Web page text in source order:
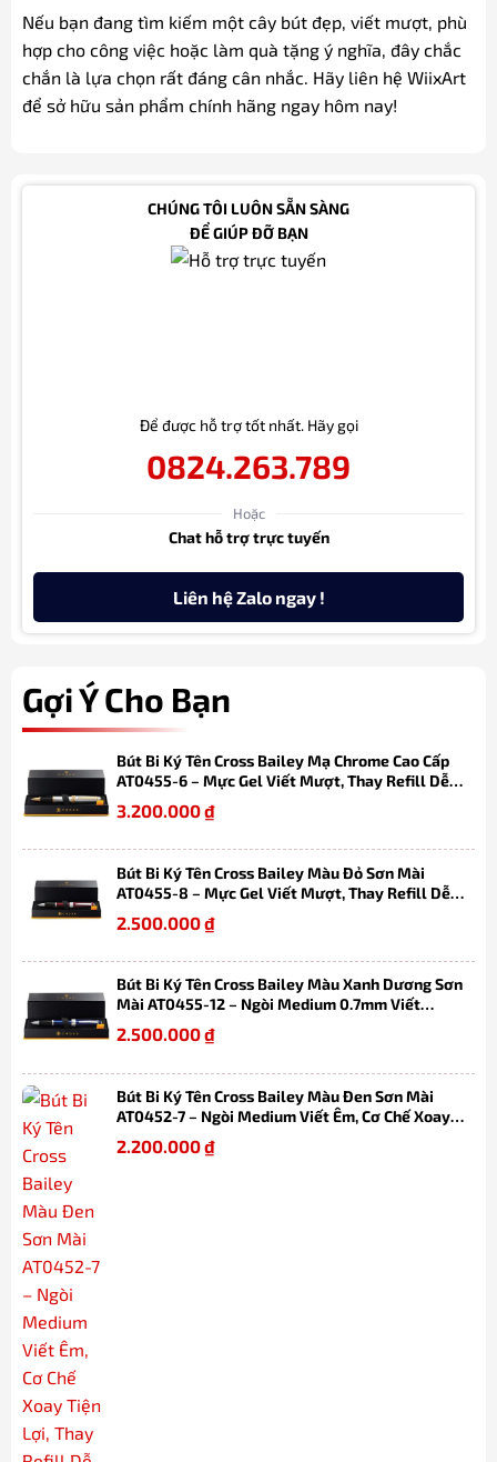
Nếu bạn đang tìm kiếm một cây bút đẹp, viết mượt, phù
hợp cho công việc hoặc làm quà tặng ý nghĩa, đây chắc
chắn là lựa chọn rất đáng cân nhắc. Hãy liên hệ WiixArt
để sở hữu sản phẩm chính hãng ngay hôm nay!
CHÚNG TÔI LUÔN SẴN SÀNG
ĐỂ GIÚP ĐỠ BẠN
Để được hỗ trợ tốt nhất. Hãy gọi
0824.263.789
Hoặc
Chat hỗ trợ trực tuyến
Liên hệ Zalo ngay !
Gợi Ý Cho Bạn
Bút Bi Ký Tên Cross Bailey Mạ Chrome Cao Cấp
AT0455-6 – Mực Gel Viết Mượt, Thay Refill Dễ
Dàng, Kèm Hộp Quà
3.200.000₫
Bút Bi Ký Tên Cross Bailey Màu Đỏ Sơn Mài
AT0455-8 – Mực Gel Viết Mượt, Thay Refill Dễ
Dàng, Kèm Hộp Quà
2.500.000₫
Bút Bi Ký Tên Cross Bailey Màu Xanh Dương Sơn
Mài AT0455-12 – Ngòi Medium 0.7mm Viết
Mượt, Thay Refill Dễ Dàng Kèm Hộp Quà
2.500.000₫
Bút Bi Ký Tên Cross Bailey Màu Đen Sơn Mài
AT0452-7 – Ngòi Medium Viết Êm, Cơ Chế Xoay
Tiện Lợi, Thay Refill Dễ Dàng Kèm Hộp
2.200.000₫